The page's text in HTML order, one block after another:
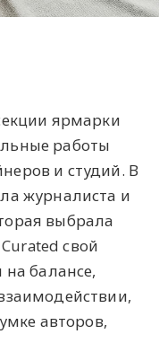
ярмарки
работы
и студий. В
журналиста и
выбрала
свой
на балансе,
авторов,